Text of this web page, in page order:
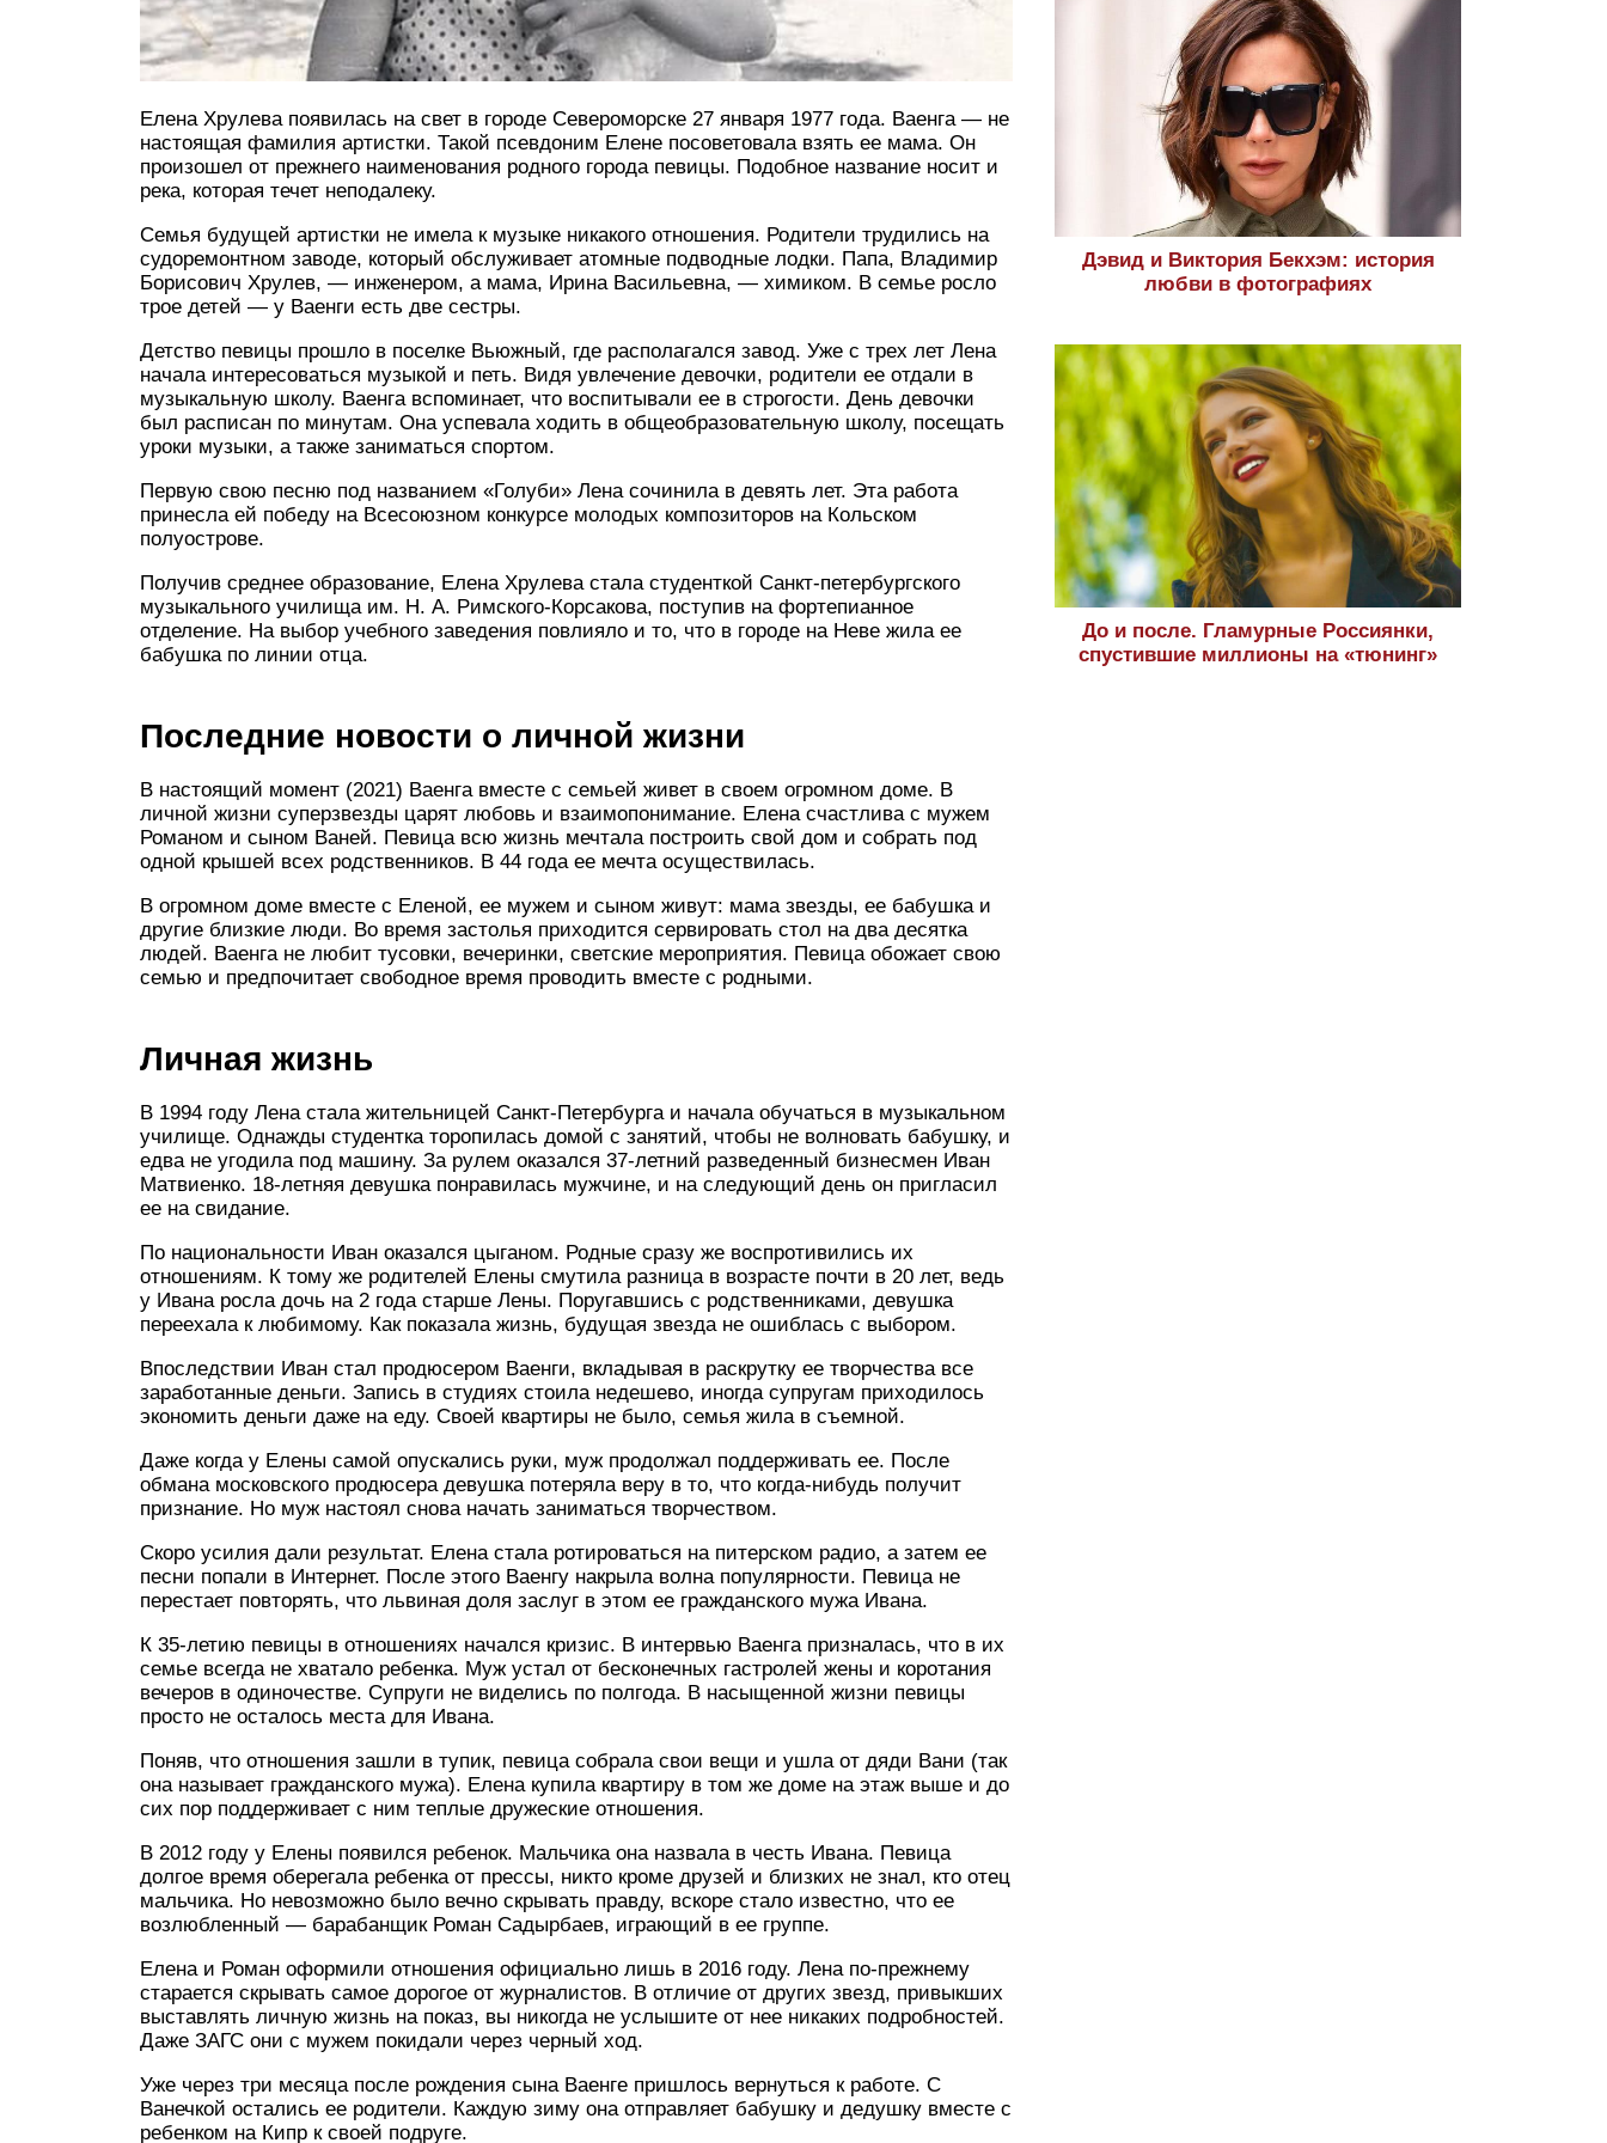
Елена Хрулева появилась на свет в городе Североморске 27 января 1977 года. Ваенга — не
настоящая фамилия артистки. Такой псевдоним Елене посоветовала взять ее мама. Он
произошел от прежнего наименования родного города певицы. Подобное название носит и
река, которая течет неподалеку.
Семья будущей артистки не имела к музыке никакого отношения. Родители трудились на
судоремонтном заводе, который обслуживает атомные подводные лодки. Папа, Владимир
Борисович Хрулев, — инженером, а мама, Ирина Васильевна, — химиком. В семье росло
трое детей — у Ваенги есть две сестры.
Детство певицы прошло в поселке Вьюжный, где располагался завод. Уже с трех лет Лена
начала интересоваться музыкой и петь. Видя увлечение девочки, родители ее отдали в
музыкальную школу. Ваенга вспоминает, что воспитывали ее в строгости. День девочки
был расписан по минутам. Она успевала ходить в общеобразовательную школу, посещать
уроки музыки, а также заниматься спортом.
Первую свою песню под названием «Голуби» Лена сочинила в девять лет. Эта работа
принесла ей победу на Всесоюзном конкурсе молодых композиторов на Кольском
полуострове.
Получив среднее образование, Елена Хрулева стала студенткой Санкт-петербургского
музыкального училища им. Н. А. Римского-Корсакова, поступив на фортепианное
отделение. На выбор учебного заведения повлияло и то, что в городе на Неве жила ее
бабушка по линии отца.
Последние новости о личной жизни
В настоящий момент (2021) Ваенга вместе с семьей живет в своем огромном доме. В
личной жизни суперзвезды царят любовь и взаимопонимание. Елена счастлива с мужем
Романом и сыном Ваней. Певица всю жизнь мечтала построить свой дом и собрать под
одной крышей всех родственников. В 44 года ее мечта осуществилась.
В огромном доме вместе с Еленой, ее мужем и сыном живут: мама звезды, ее бабушка и
другие близкие люди. Во время застолья приходится сервировать стол на два десятка
людей. Ваенга не любит тусовки, вечеринки, светские мероприятия. Певица обожает свою
семью и предпочитает свободное время проводить вместе с родными.
Личная жизнь
В 1994 году Лена стала жительницей Санкт-Петербурга и начала обучаться в музыкальном
училище. Однажды студентка торопилась домой с занятий, чтобы не волновать бабушку, и
едва не угодила под машину. За рулем оказался 37-летний разведенный бизнесмен Иван
Матвиенко. 18-летняя девушка понравилась мужчине, и на следующий день он пригласил
ее на свидание.
По национальности Иван оказался цыганом. Родные сразу же воспротивились их
отношениям. К тому же родителей Елены смутила разница в возрасте почти в 20 лет, ведь
у Ивана росла дочь на 2 года старше Лены. Поругавшись с родственниками, девушка
переехала к любимому. Как показала жизнь, будущая звезда не ошиблась с выбором.
Впоследствии Иван стал продюсером Ваенги, вкладывая в раскрутку ее творчества все
заработанные деньги. Запись в студиях стоила недешево, иногда супругам приходилось
экономить деньги даже на еду. Своей квартиры не было, семья жила в съемной.
Даже когда у Елены самой опускались руки, муж продолжал поддерживать ее. После
обмана московского продюсера девушка потеряла веру в то, что когда-нибудь получит
признание. Но муж настоял снова начать заниматься творчеством.
Скоро усилия дали результат. Елена стала ротироваться на питерском радио, а затем ее
песни попали в Интернет. После этого Ваенгу накрыла волна популярности. Певица не
перестает повторять, что львиная доля заслуг в этом ее гражданского мужа Ивана.
К 35-летию певицы в отношениях начался кризис. В интервью Ваенга призналась, что в их
семье всегда не хватало ребенка. Муж устал от бесконечных гастролей жены и коротания
вечеров в одиночестве. Супруги не виделись по полгода. В насыщенной жизни певицы
просто не осталось места для Ивана.
Поняв, что отношения зашли в тупик, певица собрала свои вещи и ушла от дяди Вани (так
она называет гражданского мужа). Елена купила квартиру в том же доме на этаж выше и до
сих пор поддерживает с ним теплые дружеские отношения.
В 2012 году у Елены появился ребенок. Мальчика она назвала в честь Ивана. Певица
долгое время оберегала ребенка от прессы, никто кроме друзей и близких не знал, кто отец
мальчика. Но невозможно было вечно скрывать правду, вскоре стало известно, что ее
возлюбленный — барабанщик Роман Садырбаев, играющий в ее группе.
Елена и Роман оформили отношения официально лишь в 2016 году. Лена по-прежнему
старается скрывать самое дорогое от журналистов. В отличие от других звезд, привыкших
выставлять личную жизнь на показ, вы никогда не услышите от нее никаких подробностей.
Даже ЗАГС они с мужем покидали через черный ход.
Уже через три месяца после рождения сына Ваенге пришлось вернуться к работе. С
Ванечкой остались ее родители. Каждую зиму она отправляет бабушку и дедушку вместе с
ребенком на Кипр к своей подруге.
Дэвид и Виктория Бекхэм: история
любви в фотографиях
До и после. Гламурные Россиянки,
спустившие миллионы на «тюнинг»